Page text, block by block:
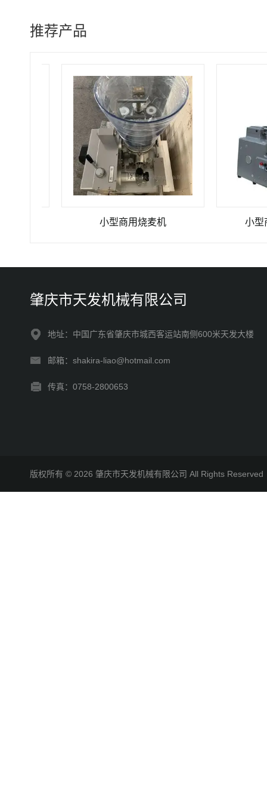
推荐产品
小型商用烧麦机 小型商用
肇庆市天发机械有限公司
地址：中国广东省肇庆市城西客运站南侧600米天发大楼
邮箱：shakira-liao@hotmail.com
传真：0758-2800653
版权所有 © 2026 肇庆市天发机械有限公司 All Rights